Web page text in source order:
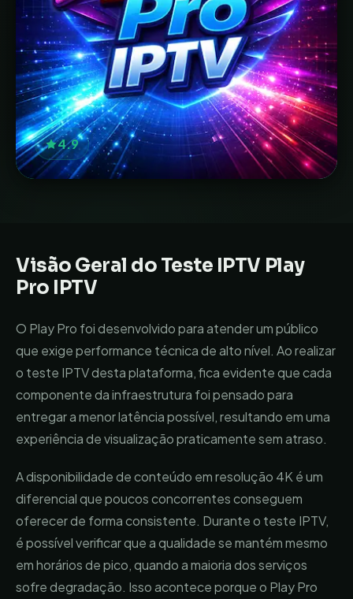
4.9
Visão Geral do Teste IPTV Play
Pro IPTV
O Play Pro foi desenvolvido para atender um público
que exige performance técnica de alto nível. Ao realizar
o teste IPTV desta plataforma, fica evidente que cada
componente da infraestrutura foi pensado para
entregar a menor latência possível, resultando em uma
experiência de visualização praticamente sem atraso.
A disponibilidade de conteúdo em resolução 4K é um
diferencial que poucos concorrentes conseguem
oferecer de forma consistente. Durante o teste IPTV,
é possível verificar que a qualidade se mantém mesmo
em horários de pico, quando a maioria dos serviços
sofre degradação. Isso acontece porque o Play Pro